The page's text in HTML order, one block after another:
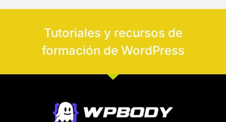
Tutoriales y recursos de
formación de WordPress